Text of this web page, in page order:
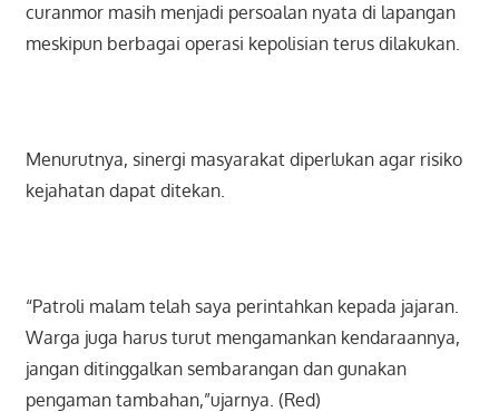
curanmor masih menjadi persoalan nyata di lapangan
meskipun berbagai operasi kepolisian terus dilakukan.
Menurutnya, sinergi masyarakat diperlukan agar risiko
kejahatan dapat ditekan.
“Patroli malam telah saya perintahkan kepada jajaran.
Warga juga harus turut mengamankan kendaraannya,
jangan ditinggalkan sembarangan dan gunakan
pengaman tambahan,”ujarnya. (Red)